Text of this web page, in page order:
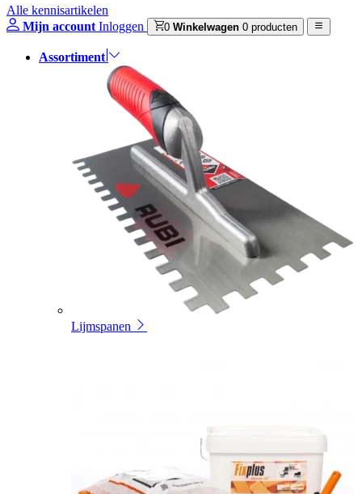
Alle kennisartikelen
Mijn account Inloggen 0 Winkelwagen 0 producten
Assortiment
Lijmspanen